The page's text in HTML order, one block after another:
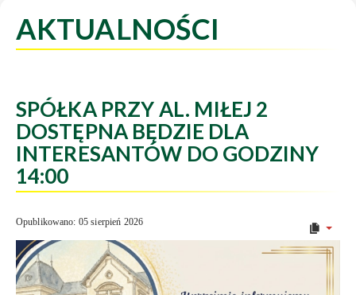
AKTUALNOŚCI
SPÓŁKA PRZY AL. MIŁEJ 2
DOSTĘPNA BĘDZIE DLA
INTERESANTÓW DO GODZINY
14:00
Opublikowano: 05 sierpień 2026